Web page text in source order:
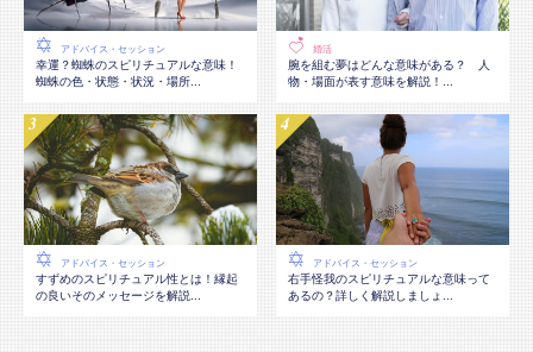
アドバイス・セッション
幸運？蜘蛛のスピリチュアルな意味！
蜘蛛の色・状態・状況・場所...
婚活
腕を組む夢はどんな意味がある？ 人
物・場面が表す意味を解説！...
アドバイス・セッション
すずめのスピリチュアル性とは！縁起
の良いそのメッセージを解説...
アドバイス・セッション
右手怪我のスピリチュアルな意味って
あるの？詳しく解説しましょ...